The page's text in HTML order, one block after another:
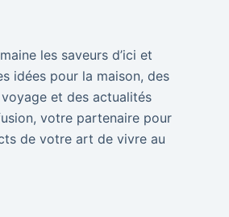
les saveurs d’ici et
idées pour la maison, des
et des actualités
votre partenaire pour
de votre art de vivre au